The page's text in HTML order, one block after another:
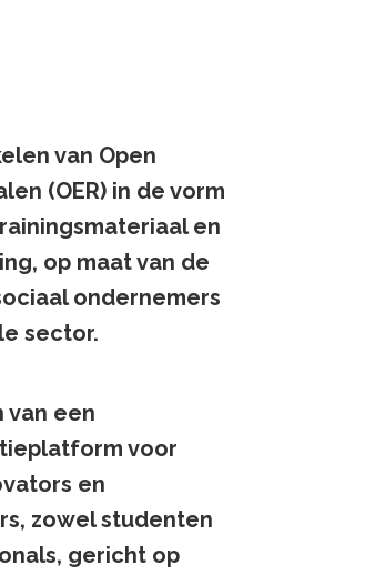
van Open
(OER) in de vorm
en
op maat van de
ondernemers
sector.
van een
voor
en
zowel studenten
gericht op